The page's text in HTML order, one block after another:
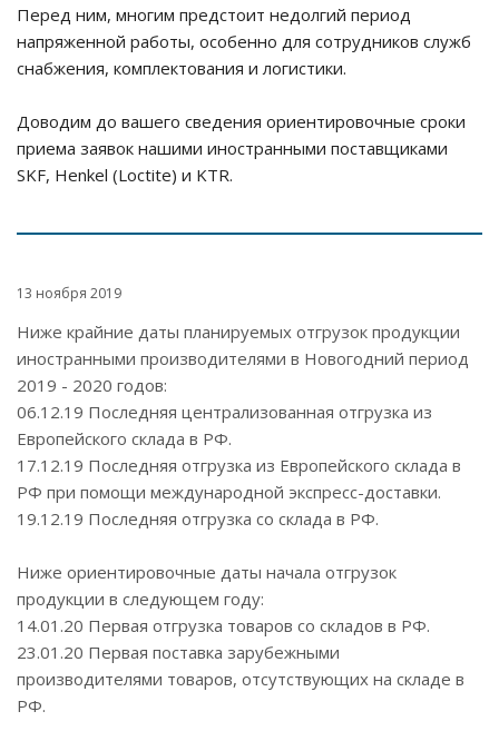
Перед ним, многим предстоит недолгий период
напряженной работы, особенно для сотрудников служб
снабжения, комплектования и логистики.
Доводим до вашего сведения ориентировочные сроки
приема заявок нашими иностранными поставщиками
SKF, Henkel (Loctite) и KTR.
13 ноября 2019
Ниже крайние даты планируемых отгрузок продукции
иностранными производителями в Новогодний период
2019 - 2020 годов:
06.12.19 Последняя централизованная отгрузка из
Европейского склада в РФ.
17.12.19 Последняя отгрузка из Европейского склада в
РФ при помощи международной экспресс-доставки.
19.12.19 Последняя отгрузка со склада в РФ.
Ниже ориентировочные даты начала отгрузок
продукции в следующем году:
14.01.20 Первая отгрузка товаров со складов в РФ.
23.01.20 Первая поставка зарубежными
производителями товаров, отсутствующих на складе в
РФ.